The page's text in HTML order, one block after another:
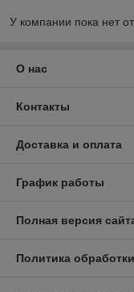
У компании пока нет
О нас
Контакты
Доставка и оплата
График работы
Полная версия
Политика